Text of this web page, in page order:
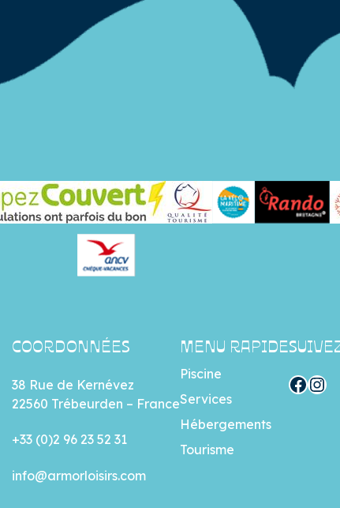
COORDONNÉES
38 Rue de Kernévez
22560 Trébeurden – France
+33 (0)2 96 23 52 31
info@armorloisirs.com
MENU RAPIDE
Piscine
Services
Hébergements
Tourisme
Facebook Instagram